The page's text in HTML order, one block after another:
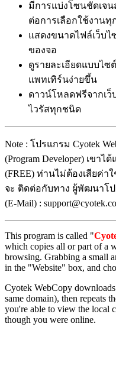
มีการแบ่งโซนชัดเจน
ต่อการเลือกใช้งานทุ
แสดงขนาดไฟล์เว็บ
ของจอ
ดูรายละเอียดแบบไซ
แพทเทิร์นง่ายขึ้น
ดาวน์โหลดฟรีจากเ
ไวรัสทุกชนิด
Note : โปรแกรม Cyotek
(Program Developer) เข
(FREE) ท่านไม่ต้องเสียค่
จะ ติดต่อกับทาง ผู้พัฒนาโ
(E-Mail) :
This program is called "
which copies all or part of a
browsing. Grabbing a small
in the "Website" box, and
Cyotek WebCopy
same domain), then repeats
you're able to view the local
though you were online.